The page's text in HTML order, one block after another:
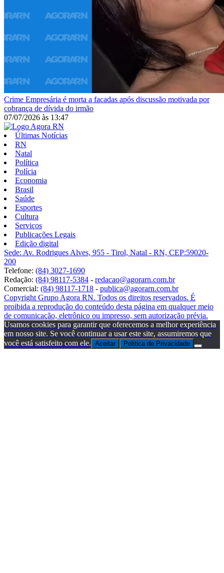
Crime Empresária é morta a facadas após discussão motivada por
cobrança de dívida do irmão
07/07/2026 às 13:47
Últimas Notícias
RN
Natal
Política
Polícia
Economia
Brasil
Saúde
Esportes
Cultura
Serviços
Publicações Legais
Edição digital
Sede: Av. Rodrigues Alves, 955 - Tirol, Natal - RN, CEP:59020-
200
Telefone: (84) 3027-1690
Redação: (84) 98117-5384 - redacao@agorarn.com.br
Comercial: (84) 98117-1718 - publica@agorarn.com.br
Copyright Grupo Agora RN. Todos os direitos reservados. É
proibida a reprodução do conteúdo desta página em qualquer meio
de comunicação, eletrônico ou impresso, sem autorização prévia.
Usamos cookies para garantir que oferecemos a melhor experiência
em nosso site. Se você continuar a usar este site, assumiremos que
você está satisfeito com ele. Aceitar Politica de Privacidade